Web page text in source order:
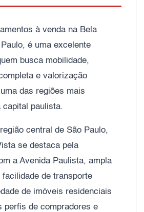
à venda na Bela
é uma excelente
busca mobilidade,
e valorização
das regiões mais
capital paulista.
central de São Paulo,
se destaca pela
a Avenida Paulista, ampla
de transporte
de imóveis residenciais
perfis de compradores e